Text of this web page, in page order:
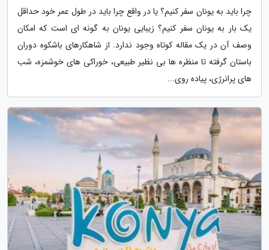
چرا باید به یونان سفر کنیم؟ یا در واقع چرا باید در طول عمر خود حداقل
یک بار به یونان سفر کنیم؟ زیبایی یونان به گونه ای است که امکان
وصف آن در یک مقاله کوتاه وجود ندارد. از شاهکارهای باشکوه دوران
باستان گرفته تا منظره ها بی نظیر طبیعی، خوراکی های خوشمزه، شب
های پرانرژی، پیاده روی...